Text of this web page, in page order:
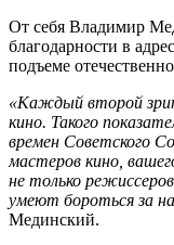
От себя Владимир
благодарности в
подъеме
«Каждый второй
кино. Такого
времен Советского
мастеров кино,
не только
умеют бороться за
Мединский.